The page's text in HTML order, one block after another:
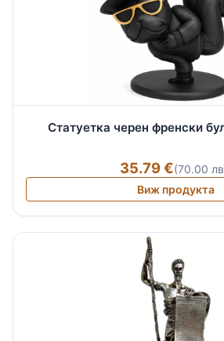
Статуетка черен френски
35.79 €(70.00
Виж продукта